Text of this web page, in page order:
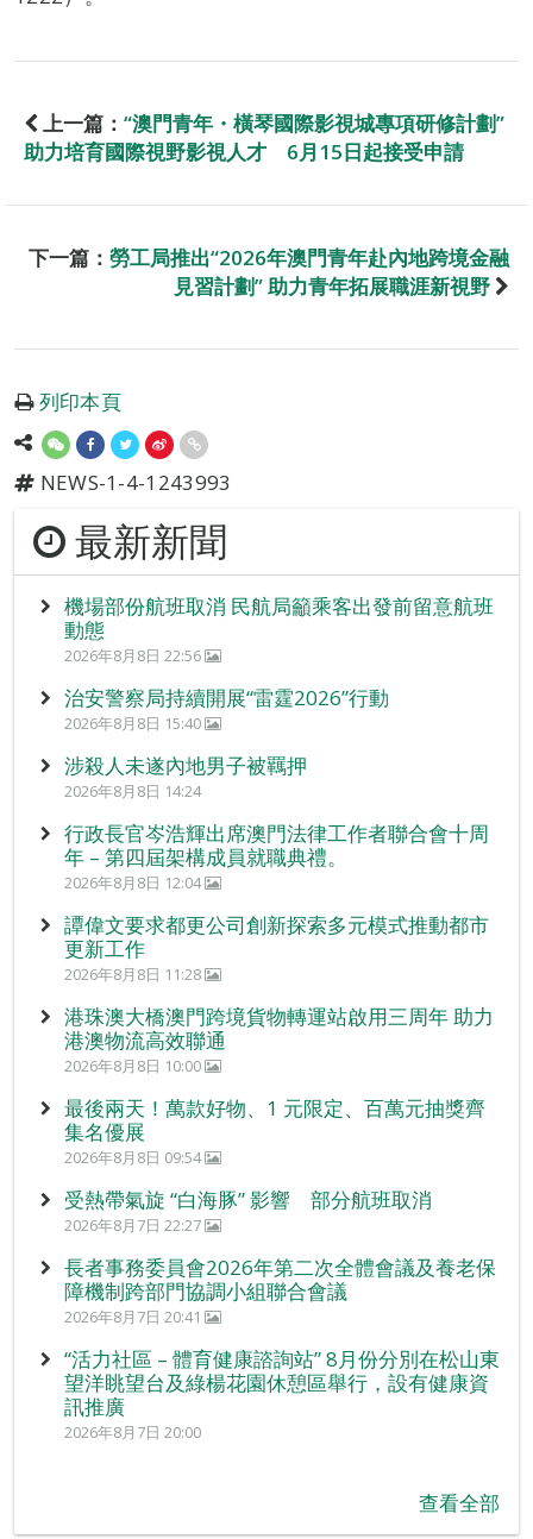
上一篇： “澳門青年・橫琴國際影視城專項研修計劃”
助力培育國際視野影視人才 6月15日起接受申請
下一篇： 勞工局推出“2026年澳門青年赴內地跨境金融
見習計劃” 助力青年拓展職涯新視野
列印本頁
NEWS-1-4-1243993
最新新聞
機場部份航班取消 民航局籲乘客出發前留意航班
動態
2026年8月8日 22:56
治安警察局持續開展“雷霆2026”行動
2026年8月8日 15:40
涉殺人未遂內地男子被羈押
2026年8月8日 14:24
行政長官岑浩輝出席澳門法律工作者聯合會十周
年 – 第四屆架構成員就職典禮。
2026年8月8日 12:04
譚偉文要求都更公司創新探索多元模式推動都市
更新工作
2026年8月8日 11:28
港珠澳大橋澳門跨境貨物轉運站啟用三周年 助力
港澳物流高效聯通
2026年8月8日 10:00
最後兩天！萬款好物、1 元限定、百萬元抽獎齊
集名優展
2026年8月8日 09:54
受熱帶氣旋 “白海豚” 影響 部分航班取消
2026年8月7日 22:27
長者事務委員會2026年第二次全體會議及養老保
障機制跨部門協調小組聯合會議
2026年8月7日 20:41
“活力社區 – 體育健康諮詢站” 8月份分別在松山東
望洋眺望台及綠楊花園休憩區舉行，設有健康資
訊推廣
2026年8月7日 20:00
查看全部